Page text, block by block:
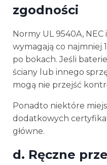
zgodności
Normy UL 9540A, NEC
wymagają co najmniej
po bokach. Jeśli
ściany lub innego
mogą nie przejść
Ponadto niektóre
dodatkowych
główne.
d. Ręczne